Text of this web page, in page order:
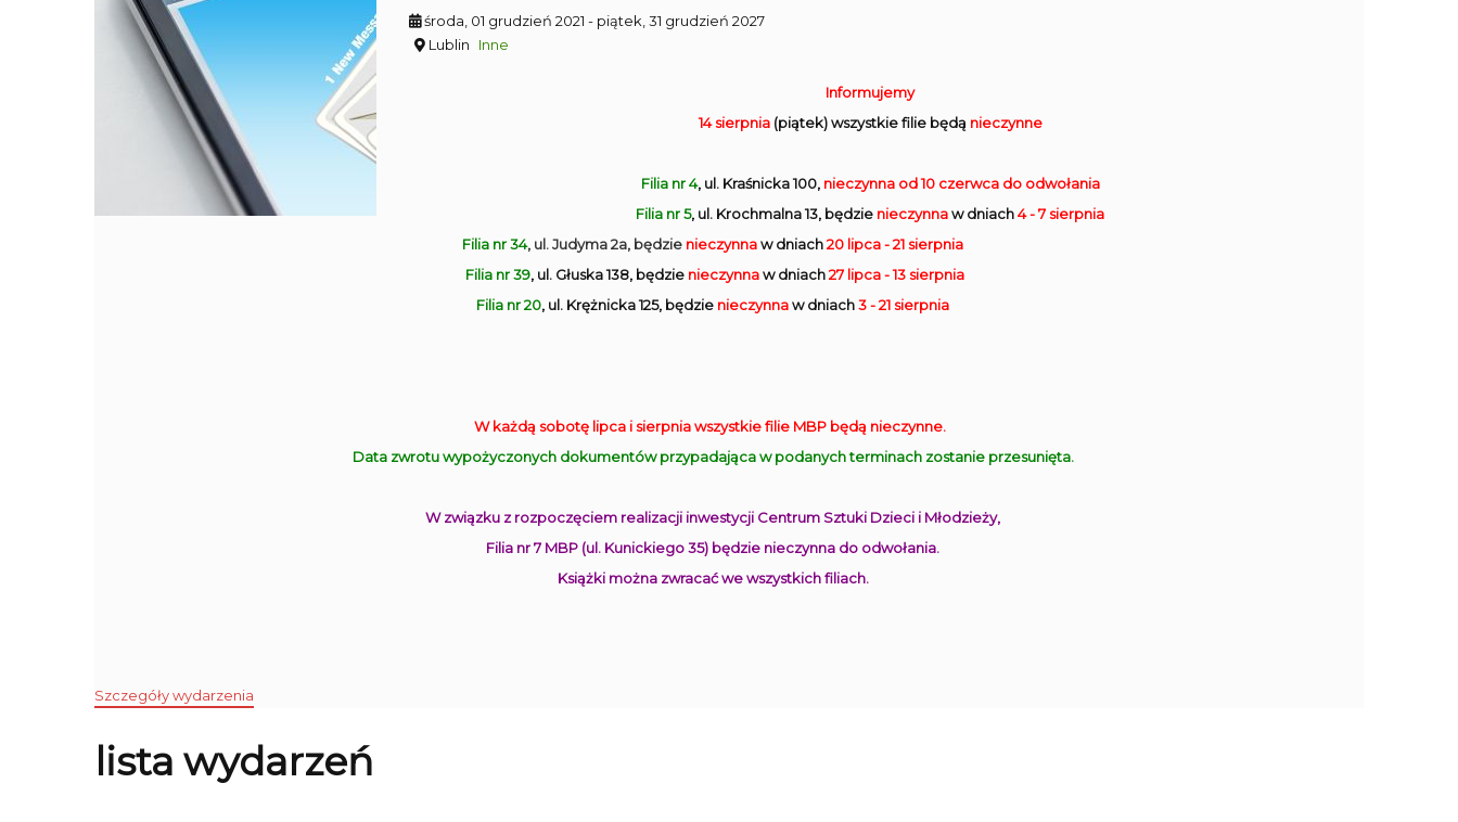
środa, 01 grudzień 2021 - piątek, 31 grudzień 2027
Lublin
Inne
Informujemy
14 sierpnia(piątek) wszystkie filie będą nieczynne
Filia nr 4, ul. Kraśnicka 100, nieczynna od 10 czerwca do odwołania
Filia nr 5, ul. Krochmalna 13, będzie nieczynnaw dniach4 - 7 sierpnia
Filia nr 34, ul. Judyma 2a, będzie nieczynnaw dniach20 lipca - 21 sierpnia
Filia nr 39, ul. Głuska 138, będzie nieczynnaw dniach27 lipca - 13 sierpnia
Filia nr 20, ul. Krężnicka 125, będzie nieczynnaw dniach3 - 21 sierpnia
W każdą sobotę lipca i sierpnia wszystkie filie MBP będą nieczynne.
Data zwrotu wypożyczonych dokumentów przypadająca w podanych terminach zostanie przesunięta.
W związku z rozpoczęciem realizacji inwestycji Centrum Sztuki Dzieci i Młodzieży,
Filia nr 7 MBP (ul. Kunickiego 35) będzie nieczynna do odwołania.
Książki można zwracać we wszystkich filiach.
Szczegóły wydarzenia
lista wydarzeń